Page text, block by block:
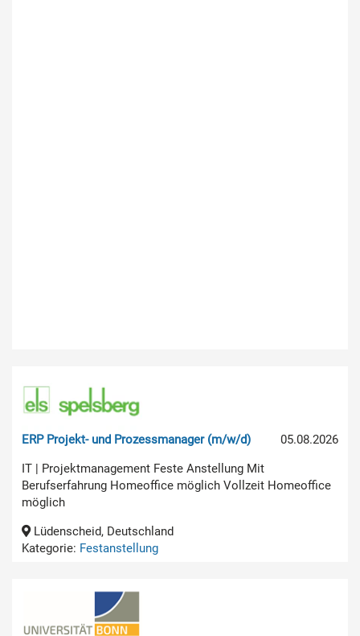
05.08.2026
ERP Projekt- und Prozessmanager (m/w/d)
IT | Projektmanagement Feste Anstellung Mit
Berufserfahrung Homeoffice möglich Vollzeit Homeoffice
möglich
Lüdenscheid, Deutschland
Kategorie: Festanstellung